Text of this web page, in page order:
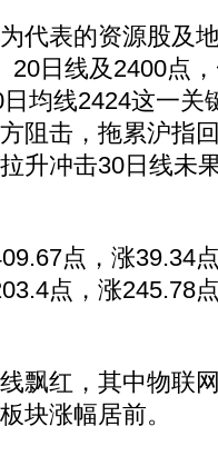
表的资源股及
20日线及2400点
均线2424这一关
阻击，拖累沪指
升冲击30日线未
点，涨39.34
点，涨245.78
红，其中物联
块涨幅居前。